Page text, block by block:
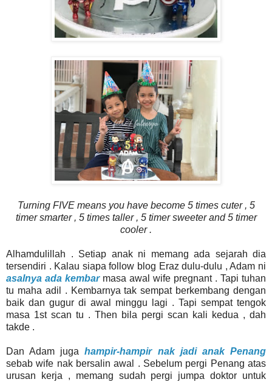
Turning FIVE means you have become 5 times cuter , 5
timer smarter , 5 times taller , 5 timer sweeter and 5 timer
cooler .
Alhamdulillah . Setiap anak ni memang ada sejarah dia
tersendiri . Kalau siapa follow blog Eraz dulu-dulu , Adam ni
asalnya ada kembarmasa awal wife pregnant . Tapi tuhan
tu maha adil . Kembarnya tak sempat berkembang dengan
baik dan gugur di awal minggu lagi . Tapi sempat tengok
masa 1st scan tu . Then bila pergi scan kali kedua , dah
takde .
Dan Adam jugahampir-hampir nak jadi anak Penang
sebab wife nak bersalin awal . Sebelum pergi Penang atas
urusan kerja , memang sudah pergi jumpa doktor untuk